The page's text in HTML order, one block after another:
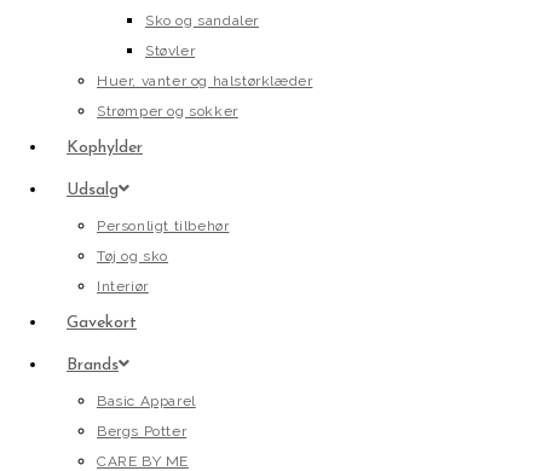
Sko og sandaler
Støvler
Huer, vanter og halstørklæder
Strømper og sokker
Kophylder
Udsalg
Personligt tilbehør
Tøj og sko
Interiør
Gavekort
Brands
Basic Apparel
Bergs Potter
CARE BY ME